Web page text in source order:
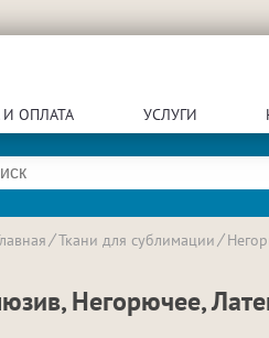
И ОПЛАТА УСЛУГИ
Ткани для сублимации
Негорючее,